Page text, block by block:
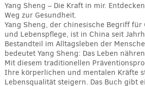
Yang Sheng – Die Kraft in mir.
Weg zur Gesundheit.
Yang Sheng, der chinesische Begriff
und Lebenspflege, ist in China seit
Bestandteil im Alltagsleben der
bedeutet Yang Sheng: Das Leben
Mit diesem traditionellen
Ihre körperlichen und mentalen Kräfte
Lebensqualität steigern. Das Buch gibt